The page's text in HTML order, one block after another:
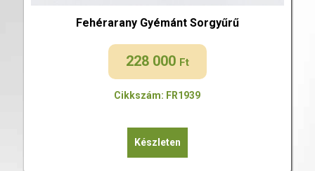
Fehérarany Gyémánt Sorgyűrű
228 000 Ft
Cikkszám: FR1939
Készleten